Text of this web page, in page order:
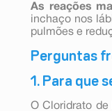
As reações
inchaço nos
pulmões e
Perguntas
1. Para que
O Cloridrato